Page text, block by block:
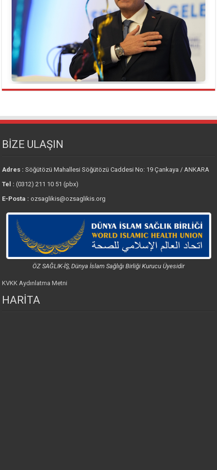
BİZE ULAŞIN
Adres :Söğütözü Mahallesi Söğütözü Caddesi No: 19 Çankaya / ANKARA
Tel : (0312) 211 10 51 (pbx)
E-Posta : ozsaglikis@ozsaglikis.org
ÖZ SAĞLIK-İŞ, Dünya İslam Sağlığı Birliği Kurucu Üyesidir
KVKK Aydınlatma Metni
HARİTA